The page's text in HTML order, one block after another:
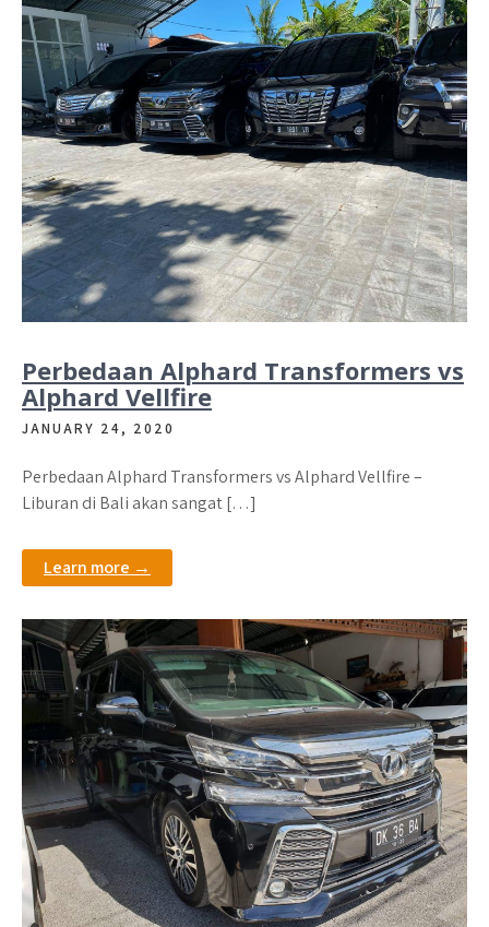
Perbedaan Alphard Transformers vs
Alphard Vellfire
JANUARY 24, 2020
Perbedaan Alphard Transformers vs Alphard Vellfire –
Liburan di Bali akan sangat […]
Learn more →